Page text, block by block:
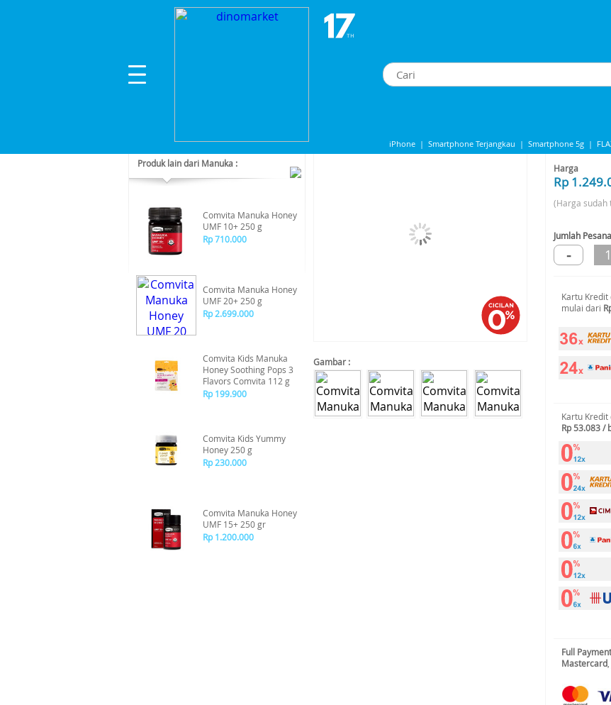
iPhone | Smartphone Terjangkau | Smartphone 5g |
Home
Comvita Manuka Honey UMF 5+ 1 Kg
Produk lain dari Manuka :
Comvita Manuka Honey
UMF 10+ 250 g
Rp 710.000
Comvita Manuka Honey
UMF 20+ 250 g
Rp 2.699.000
Comvita Kids Manuka
Honey Soothing Pops 3
Flavors Comvita 112 g
Rp 199.900
Comvita Kids Yummy
Honey 250 g
Rp 230.000
Comvita Manuka Honey
UMF 15+ 250 gr
Rp 1.200.000
Gambar :
Share to
Harga
Rp
(Harga sudah
Jumlah
- 1
Kartu Kredit
mulai dari
Kartu Kredit
Rp 53.083 /
Full Payment
Mastercard